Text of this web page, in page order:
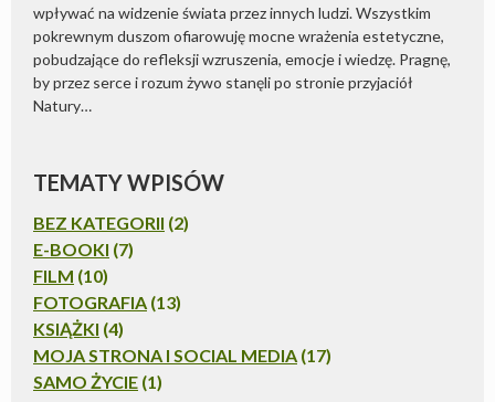
wpływać na widzenie świata przez innych ludzi. Wszystkim
pokrewnym duszom ofiarowuję mocne wrażenia estetyczne,
pobudzające do refleksji wzruszenia, emocje i wiedzę. Pragnę,
by przez serce i rozum żywo stanęli po stronie przyjaciół
Natury…
TEMATY WPISÓW
BEZ KATEGORII (2)
E-BOOKI (7)
FILM (10)
FOTOGRAFIA (13)
KSIĄŻKI (4)
MOJA STRONA I SOCIAL MEDIA (17)
SAMO ŻYCIE (1)